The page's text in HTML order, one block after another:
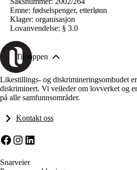
Emne: fødselspenger, etterlønn
Klager: organisasjon
Lovanvendelse: § 3.0
Til toppen
Likestillings- og diskrimineringsombudet
diskriminert. Vi veileder om lovverket og
på alle samfunnsområder.
Kontakt oss
Facebook
Instagram
LinkedIn
Snarveier